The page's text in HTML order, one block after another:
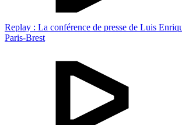
Replay : La conférence de presse de Luis
Paris-Brest